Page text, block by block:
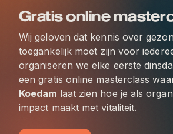
Gratis online
Wij geloven dat kennis over
toegankelijk moet zijn voor
organiseren we elke eerste
een gratis online masterclass
Koedam laat zien hoe je als
impact maakt met vitaliteit.